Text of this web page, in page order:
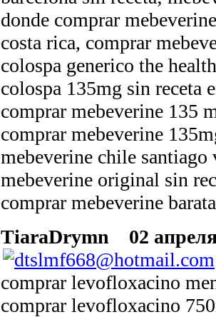
donde comprar
costa rica, comprar
colospa generico the
colospa 135mg sin receta
comprar mebeverine 135
comprar mebeverine
mebeverine chile santiago
mebeverine original sin
comprar mebeverine barata
TiaraDrymn
02
comprar levofloxacino
comprar levofloxacino